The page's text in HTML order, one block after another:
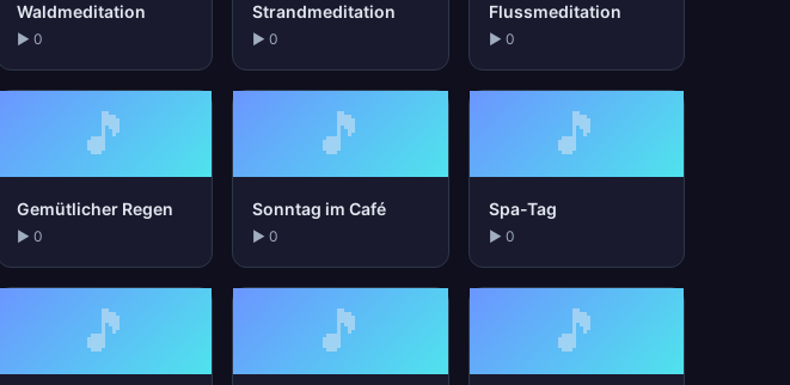
Waldmeditation
▶ 0
Strandmeditation
▶ 0
Flussmeditation
▶ 0
🎵
Gemütlicher Regen
▶ 0
🎵
Sonntag im Café
▶ 0
🎵
Spa-Tag
▶ 0
🎵 🎵 🎵